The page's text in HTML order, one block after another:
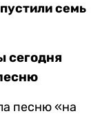
семь
сегодня
песню«на